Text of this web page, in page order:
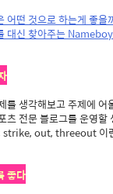
어떤 것으로 하는게 좋을
대신 찾아주는 Nameboy
를 생각해보고 주제에
츠 전문 블로그를 운영
out, threeout 이
좋다